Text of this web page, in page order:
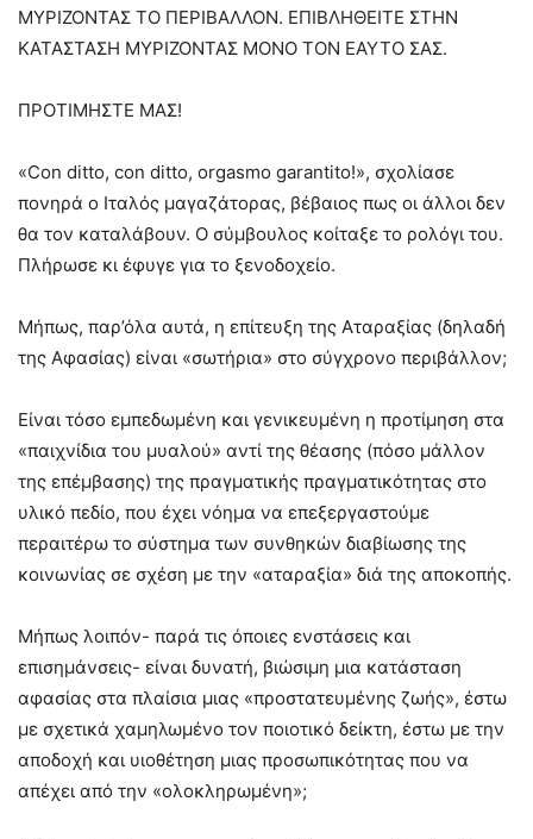
ΜΥΡΙΖΟΝΤΑΣ ΤΟ ΠΕΡΙΒΑΛΛΟΝ. ΕΠΙΒΛΗΘΕΙΤΕ ΣΤΗΝ
ΚΑΤΑΣΤΑΣΗ ΜΥΡΙΖΟΝΤΑΣ ΜΟΝΟ ΤΟΝ ΕΑΥΤΟ ΣΑΣ.
ΠΡΟΤΙΜΗΣΤΕ ΜΑΣ!
«Con ditto, con ditto, orgasmo garantito!», σχολίασε
πονηρά ο Ιταλός μαγαζάτορας, βέβαιος πως οι άλλοι δεν
θα τον καταλάβουν. Ο σύμβουλος κοίταξε το ρολόγι του.
Πλήρωσε κι έφυγε για το ξενοδοχείο.
Μήπως, παρ’όλα αυτά, η επίτευξη της Αταραξίας (δηλαδή
της Αφασίας) είναι «σωτήρια» στο σύγχρονο περιβάλλον;
Είναι τόσο εμπεδωμένη και γενικευμένη η προτίμηση στα
«παιχνίδια του μυαλού» αντί της θέασης (πόσο μάλλον
της επέμβασης) της πραγματικής πραγματικότητας στο
υλικό πεδίο, που έχει νόημα να επεξεργαστούμε
περαιτέρω το σύστημα των συνθηκών διαβίωσης της
κοινωνίας σε σχέση με την «αταραξία» διά της αποκοπής.
Μήπως λοιπόν- παρά τις όποιες ενστάσεις και
επισημάνσεις- είναι δυνατή, βιώσιμη μια κατάσταση
αφασίας στα πλαίσια μιας «προστατευμένης ζωής», έστω
με σχετικά χαμηλωμένο τον ποιοτικό δείκτη, έστω με την
αποδοχή και υιοθέτηση μιας προσωπικότητας που να
απέχει από την «ολοκληρωμένη»;